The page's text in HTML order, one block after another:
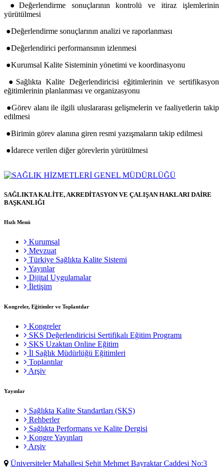
●Değerlendirme sonuçlarının kontrolü ve itiraz işlemlerinin
yürütülmesi
●Değerlendirme sonuçlarının analizi ve raporlanması
●Değerlendirici performansının izlenmesi
●Kurumsal Kalite Sisteminin yönetimi ve koordinasyonu
●Sağlıkta Kalite Değerlendiricisi eğitimlerinin ve sertifikasyon
eğitimlerinin planlanması ve organizasyonu
●Görev alanı ile ilgili uluslararası gelişmelerin ve faaliyetlerin takip
edilmesi
●Birimin görev alanına giren resmi yazışmaların takip edilmesi
●İdarece verilen diğer görevlerin yürütülmesi
SAĞLIKTA KALİTE, AKREDİTASYON VE ÇALIŞAN HAKLARI DAİRE
BAŞKANLIĞI
Hızlı Menü
Kurumsal
Mevzuat
Türkiye Sağlıkta Kalite Sistemi
Yayınlar
Dijital Uygulamalar
İletişim
Kongreler, Eğitimler ve Toplantılar
Kongreler
SKS Değerlendiricisi Sertifikalı Eğitim Programı
SKS Uzaktan Online Eğitim
İl Sağlık Müdürlüğü Eğitimleri
Toplantılar
Arşiv
Yayınlar
Sağlıkta Kalite Standartları (SKS)
Rehberler
Sağlıkta Performans ve Kalite Dergisi
Kongre Yayınları
Arşiv
Üniversiteler Mahallesi Şehit Mehmet Bayraktar Caddesi No:3